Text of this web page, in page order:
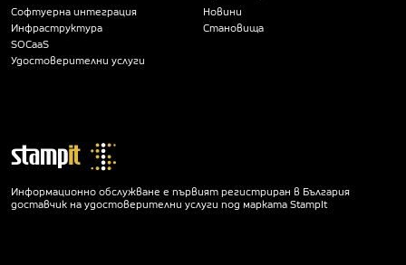
Софтуерна интеграция
Инфраструктура
SOCaaS
Удостоверителни услуги
Новини
Становища
Информационно обслужване е първият регистриран в България
доставчик на удостоверителни услуги под марката StampIt